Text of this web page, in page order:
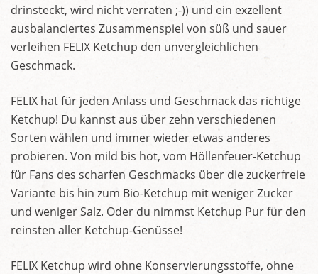
drinsteckt, wird nicht verraten ;-)) und ein exzellent
ausbalanciertes Zusammenspiel von süß und sauer
verleihen FELIX Ketchup den unvergleichlichen
Geschmack.
FELIX hat für jeden Anlass und Geschmack das richtige
Ketchup! Du kannst aus über zehn verschiedenen
Sorten wählen und immer wieder etwas anderes
probieren. Von mild bis hot, vom Höllenfeuer-Ketchup
für Fans des scharfen Geschmacks über die zuckerfreie
Variante bis hin zum Bio-Ketchup mit weniger Zucker
und weniger Salz. Oder du nimmst Ketchup Pur für den
reinsten aller Ketchup-Genüsse!
FELIX Ketchup wird ohne Konservierungsstoffe, ohne